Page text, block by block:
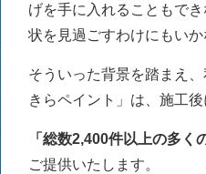
げを手に入れることもで
状を見過ごすわけにもい
そういった背景を踏まえ
きらペイント」は、施工
「総数2,400件以上の多く
ご提供いたします。